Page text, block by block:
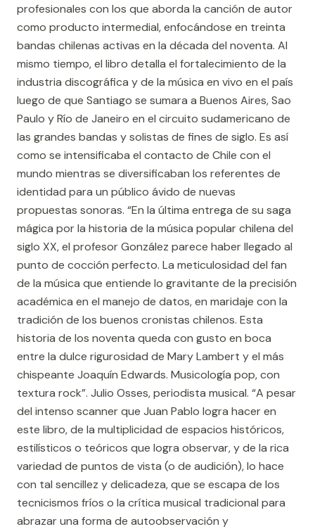
profesionales con los que aborda la canción de autor
como producto intermedial, enfocándose en treinta
bandas chilenas activas en la década del noventa. Al
mismo tiempo, el libro detalla el fortalecimiento de la
industria discográfica y de la música en vivo en el país
luego de que Santiago se sumara a Buenos Aires, Sao
Paulo y Río de Janeiro en el circuito sudamericano de
las grandes bandas y solistas de fines de siglo. Es así
como se intensificaba el contacto de Chile con el
mundo mientras se diversificaban los referentes de
identidad para un público ávido de nuevas
propuestas sonoras. “En la última entrega de su saga
mágica por la historia de la música popular chilena del
siglo XX, el profesor González parece haber llegado al
punto de cocción perfecto. La meticulosidad del fan
de la música que entiende lo gravitante de la precisión
académica en el manejo de datos, en maridaje con la
tradición de los buenos cronistas chilenos. Esta
historia de los noventa queda con gusto en boca
entre la dulce rigurosidad de Mary Lambert y el más
chispeante Joaquín Edwards. Musicología pop, con
textura rock”. Julio Osses, periodista musical. “A pesar
del intenso scanner que Juan Pablo logra hacer en
este libro, de la multiplicidad de espacios históricos,
estilísticos o teóricos que logra observar, y de la rica
variedad de puntos de vista (o de audición), lo hace
con tal sencillez y delicadeza, que se escapa de los
tecnicismos fríos o la crítica musical tradicional para
abrazar una forma de autoobservación y